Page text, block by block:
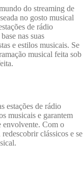
do streaming de
no gosto musical
de rádio
nas suas
e estilos musicais. Se
musical feita sob
estações de rádio
musicais e garantem
envolvente. Com o
clássicos e se